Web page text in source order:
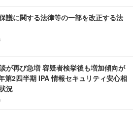
護に関する法律等の一部を改正する法
が再び急増 容疑者検挙後も増加傾向が
第2四半期 IPA 情報セキュリティ安心相
況